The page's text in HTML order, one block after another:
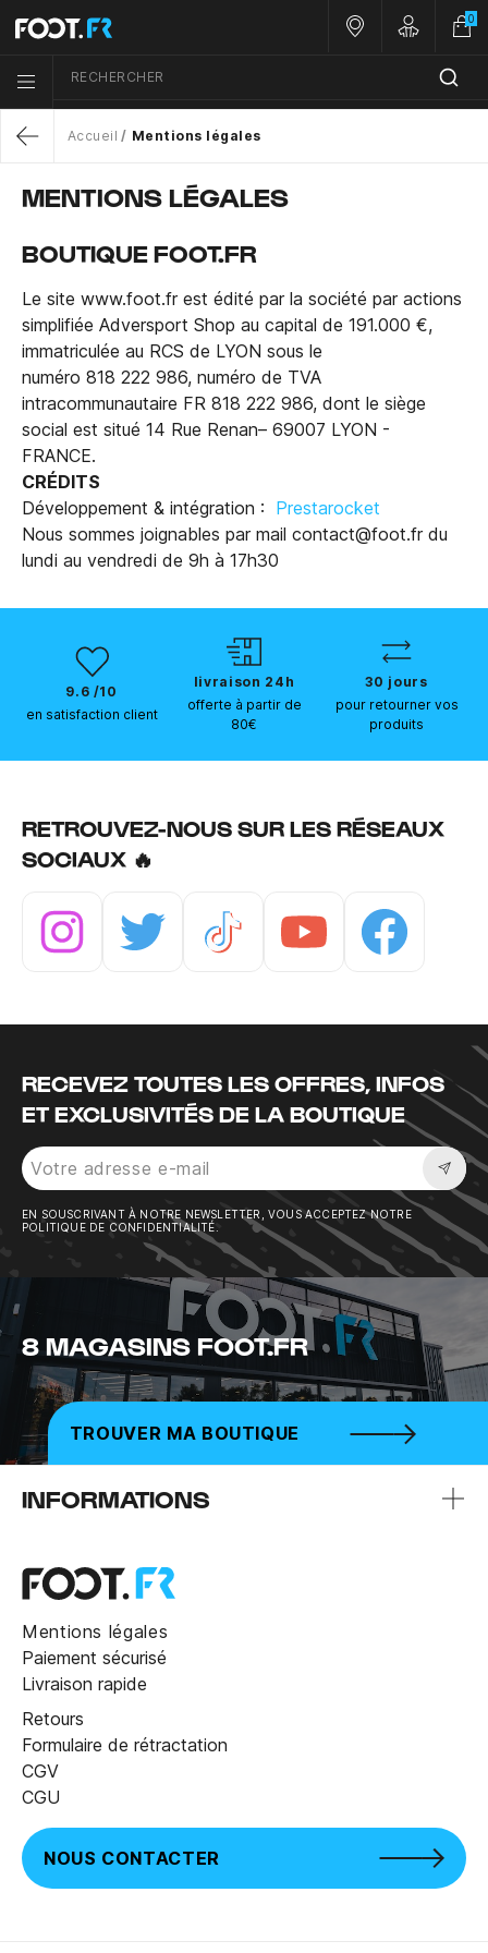
Menu list icon
RECHERCHER
Nos magasins
Customer
0
Accueil Mentions légales
MENTIONS LÉGALES
BOUTIQUE FOOT.FR
Le site www.foot.fr est édité par la société par actions
simplifiée Adversport Shop au capital de 191.000 €,
immatriculée au RCS de LYON sous le
numéro 818 222 986, numéro de TVA
intracommunautaire FR 818 222 986, dont le siège
social est situé 14 Rue Renan– 69007 LYON -
FRANCE.
CRÉDITS
Développement & intégration : Prestarocket
Nous sommes joignables par mail contact@foot.fr du
lundi au vendredi de 9h à 17h30
9.6 /10
en satisfaction client
livraison 24h
offerte à partir de
80€
30 jours
pour retourner vos
produits
RETROUVEZ-NOUS SUR LES RÉSEAUX
SOCIAUX 🔥
RECEVEZ TOUTES LES OFFRES, INFOS
ET EXCLUSIVITÉS DE LA BOUTIQUE
EN SOUSCRIVANT À NOTRE NEWSLETTER, VOUS ACCEPTEZ NOTRE
POLITIQUE DE CONFIDENTIALITÉ.
8 MAGASINS FOOT.FR
TROUVER MA BOUTIQUE
INFORMATIONS
Mentions légales
Paiement sécurisé
Livraison rapide
Retours
Formulaire de rétractation
CGV
CGU
NOUS CONTACTER